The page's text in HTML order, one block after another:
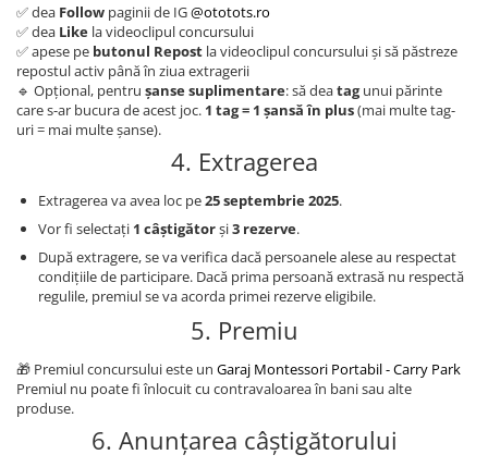
✅ dea Follow paginii de IG@ototots.ro
✅ dea Like la videoclipul concursului
✅ apese pe butonul Repost la videoclipul concursului și să păstreze
repostul activ până în ziua extragerii
🔹 Opțional, pentru șanse suplimentare: să deatagunui părinte
care s-ar bucura de acest joc. 1 tag = 1 șansă în plus(mai multe tag-
uri = mai multe șanse).
4. Extragerea
Extragerea va avea loc pe25 septembrie 2025.
Vor fi selectați 1 câștigătorși3 rezerve.
După extragere, se va verifica dacă persoanele alese au respectat
condițiile de participare. Dacă prima persoană extrasă nu respectă
regulile, premiul se va acorda primei rezerve eligibile.
5. Premiu
🎁 Premiul concursului este un Garaj Montessori Portabil - Carry Park
Premiul nu poate fi înlocuit cu contravaloarea în bani sau alte
produse.
6. Anunțarea câștigătorului